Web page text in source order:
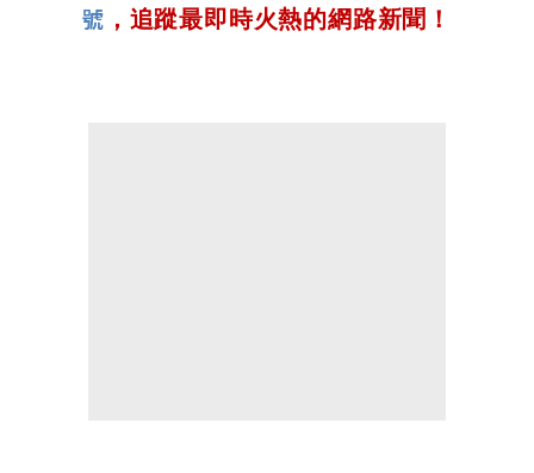
號 ，追蹤最即時火熱的網路新聞！